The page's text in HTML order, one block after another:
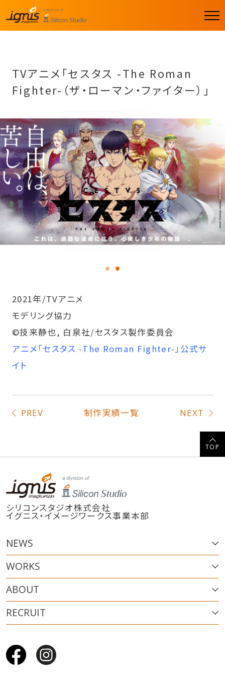
men
TVアニメ「セスタス -The Roman
Fighter-（ザ・ローマン・ファイター）」
2021年/TVアニメ
モデリング協力
©技来静也, ⽩泉社/セスタス製作委員会
アニメ「セスタス -The Roman Fighter-」公式サ
イト
PREV 制作実績一覧 NEXT
TOP
シリコンスタジオ株式会社
イグニス・イメージワークス事業本部
NEWS
WORKS
ABOUT
RECRUIT